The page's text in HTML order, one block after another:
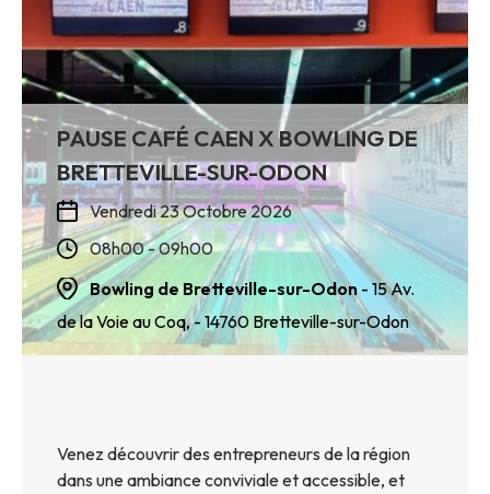
PAUSE CAFÉ CAEN X BOWLING DE
BRETTEVILLE-SUR-ODON
Vendredi 23 Octobre 2026
08h00 - 09h00
Bowling de Bretteville-sur-Odon- 15 Av.
de la Voie au Coq,- 14760 Bretteville-sur-Odon
Venez découvrir des entrepreneurs de la région
dans une ambiance conviviale et accessible, et